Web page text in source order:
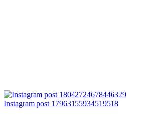
Instagram post 17963155934519518